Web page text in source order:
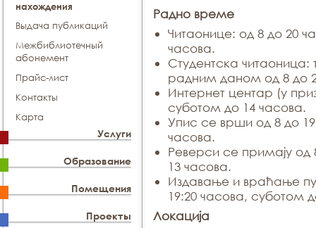
нахождения
Выдача публикаций
Межбиблиотечный
абонемент
Прайс-лист
Контакты
Карта
Услуги
Образование
Помещения
Проекты
Радно време
Читаонице: од 8 до 20
часова.
Студентска
радним даном од 8 до
Интернет центар (у
суботом до 14 часова.
Упис се врши од 8 до
часова.
Реверси се примају од
13 часова.
Издавање и враћање
19:20 часова, суботом
Локација